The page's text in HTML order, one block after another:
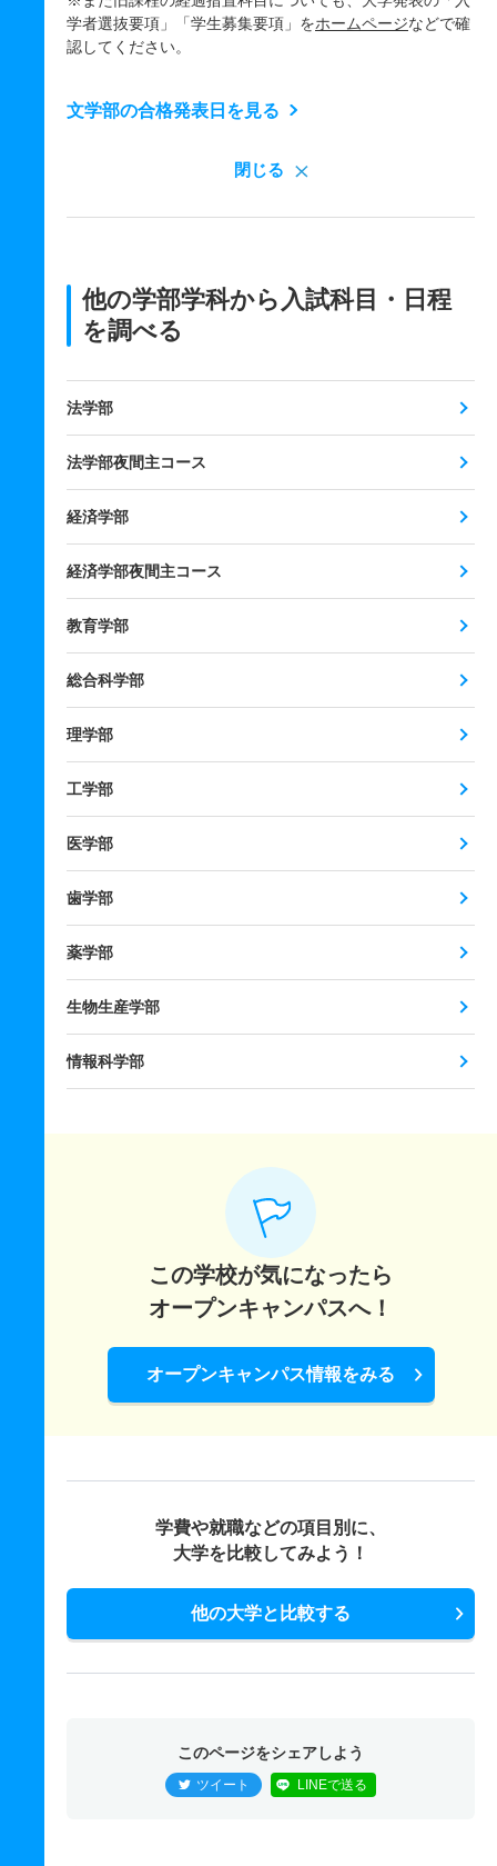
学者選抜要項」「学生募集要項」をホームページなどで確
認してください。
文学部の合格発表日を見る
閉じる
他の学部学科から入試科目・日程
を調べる
法学部
法学部夜間主コース
経済学部
経済学部夜間主コース
教育学部
総合科学部
理学部
工学部
医学部
歯学部
薬学部
生物生産学部
情報科学部
この学校が気になったら
オープンキャンパスへ！
オープンキャンパス情報をみる
学費や就職などの項目別に、
大学を比較してみよう！
他の大学と比較する
このページをシェアしよう
ツイート LINEで送る